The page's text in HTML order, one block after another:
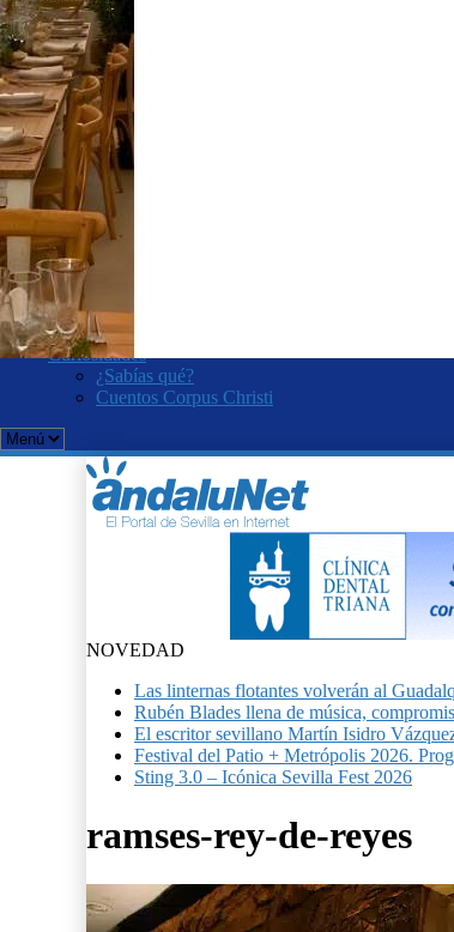
Mercadillos
Horarios de Misa
Cultos no Católicos
Itinerario Cabalgata de los Reyes Magos de
Especiales
NAVIDAD EN SEVILLA 2025
Cabalgata Reyes Magos Sevilla
Guía de Nacimientos y Belenes en Sevilla
Feria de Abril
Semana Santa
Corpus Christi Sevilla
Romería del Rocío
Curro Romero
Salvador Távora
Curiosidades
¿Sabías qué?
Cuentos Corpus Christi
NOVEDAD
Las linternas flotantes volverán al
Rubén Blades llena de música,
El escritor sevillano Martín Isidro
Festival del Patio + Metrópolis 2026.
Sting 3.0 – Icónica Sevilla Fest 2026
ramses-rey-de-reyes